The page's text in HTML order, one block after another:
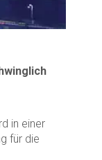
in einer
für die